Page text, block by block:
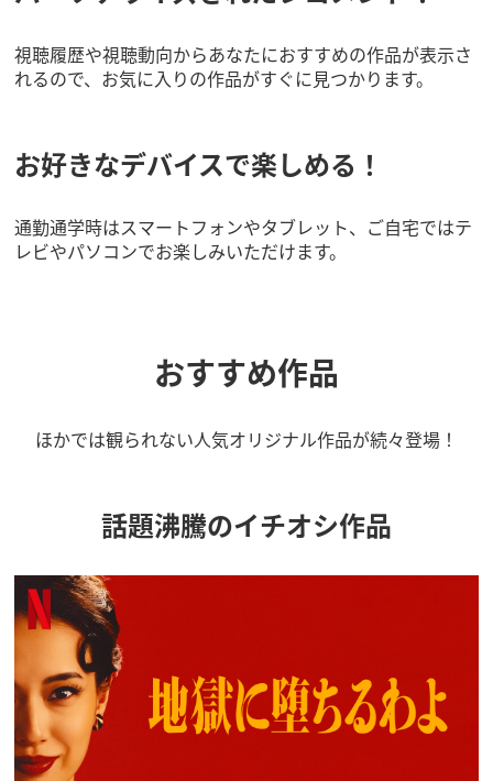
視聴履歴や視聴動向からあなたにおすすめの作品が表示さ
れるので、お気に入りの作品がすぐに見つかります。
お好きなデバイスで楽しめる！
通勤通学時はスマートフォンやタブレット、ご自宅ではテ
レビやパソコンでお楽しみいただけます。
おすすめ作品
ほかでは観られない人気オリジナル作品が続々登場！
話題沸騰のイチオシ作品